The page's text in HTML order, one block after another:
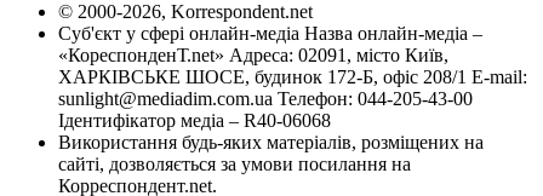
© 2000-2026, Korrespondent.net
Суб'єкт у сфері онлайн-медіа Назва онлайн-медіа –
«КореспонденТ.net» Адреса: 02091, місто Київ,
ХАРКІВСЬКЕ ШОСЕ, будинок 172-Б, офіс 208/1 E-mail:
sunlight@mediadim.com.ua Телефон: 044-205-43-00
Ідентифікатор медіа – R40-06068
Використання будь-яких матеріалів, розміщених на
сайті, дозволяється за умови посилання на
Корреспондент.net.